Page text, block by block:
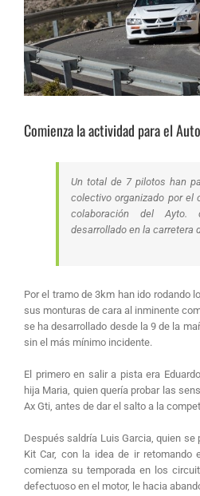
Comienza la actividad para el
Un total de 7 pilotos han
colectivo organizado por el
colaboración del
desarrollado en la carretera
Por el tramo de 3km han ido rodando
sus monturas de cara al inminente
se ha desarrollado desde la 9 de la
sin el más mínimo incidente.
El primero en salir a pista era
hija Maria, quien quería probar las
Ax Gti, antes de dar el salto a la
Después saldría Luis Garcia, quien se
Kit Car, con la idea de ir retomando
comienza su temporada en los
defectuoso en el motor, le hacia